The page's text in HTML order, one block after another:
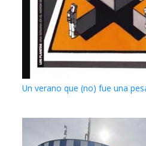
Un verano que (no) fue una